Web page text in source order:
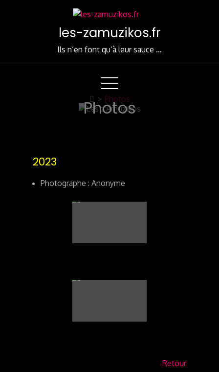
les-zamuzikos.fr
Ils n’en font qu’à leur sauce …
Photos
> Photos
2023
Photographe : Anonyme
Retour